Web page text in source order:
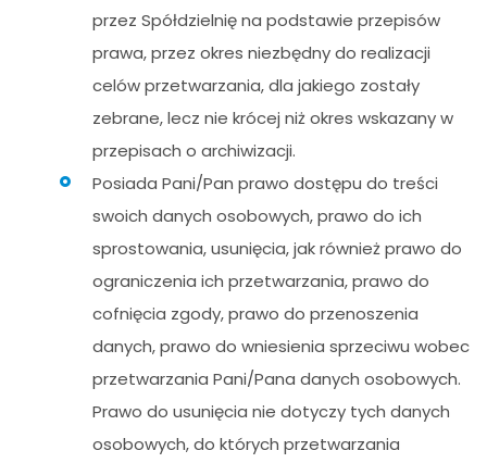
przez Spółdzielnię na podstawie przepisów
prawa, przez okres niezbędny do realizacji
celów przetwarzania, dla jakiego zostały
zebrane, lecz nie krócej niż okres wskazany w
przepisach o archiwizacji.
Posiada Pani/Pan prawo dostępu do treści
swoich danych osobowych, prawo do ich
sprostowania, usunięcia, jak również prawo do
ograniczenia ich przetwarzania, prawo do
cofnięcia zgody, prawo do przenoszenia
danych, prawo do wniesienia sprzeciwu wobec
przetwarzania Pani/Pana danych osobowych.
Prawo do usunięcia nie dotyczy tych danych
osobowych, do których przetwarzania